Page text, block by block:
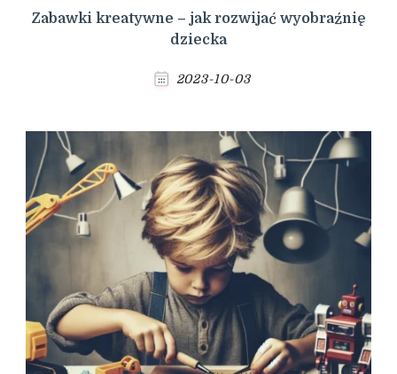
Zabawki kreatywne – jak rozwijać wyobraźnię
dziecka
2023-10-03